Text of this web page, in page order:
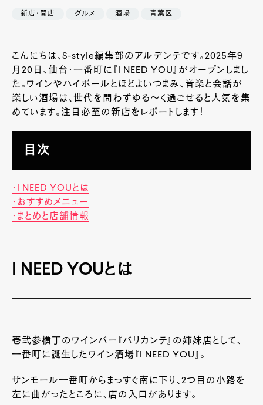
新店・開店 グルメ 酒場 青葉区
こんにちは、S-style編集部のアルデンテです。2025年9
月20日、仙台・一番町に『I NEED YOU』がオープンしまし
た。ワインやハイボールとほどよいつまみ、音楽と会話が
楽しい酒場は、世代を問わずゆる～く過ごせると人気を集
めています。注目必至の新店をレポートします！
目次
・I NEED YOUとは
・おすすめメニュー
・まとめと店舗情報
I NEED YOUとは
壱弐参横丁のワインバー『バリカンテ』の姉妹店として、
一番町に誕生したワイン酒場『I NEED YOU』。
サンモール一番町からまっすぐ南に下り、2つ目の小路を
左に曲がったところに、店の入口があります。